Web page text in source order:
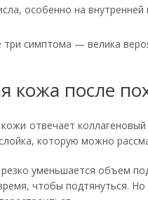
особенно на внутренней
три симптома — велика
кожа после
кожи отвечает
которую можно
уменьшается объем
чтобы подтянуться. Но